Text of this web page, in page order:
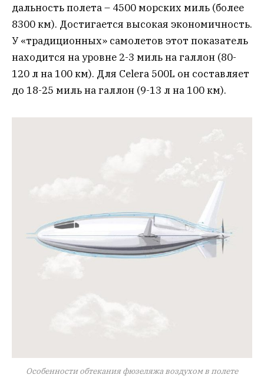
дальность полета – 4500 морских миль (более
8300 км). Достигается высокая экономичность.
У «традиционных» самолетов этот показатель
находится на уровне 2-3 миль на галлон (80-
120 л на 100 км). Для Celera 500L он составляет
до 18-25 миль на галлон (9-13 л на 100 км).
Особенности обтекания фюзеляжа воздухом в полете